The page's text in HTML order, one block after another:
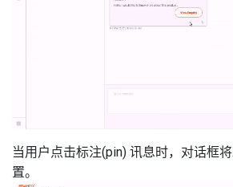
当用户点击标注(pin) 讯息时，对话框
置。